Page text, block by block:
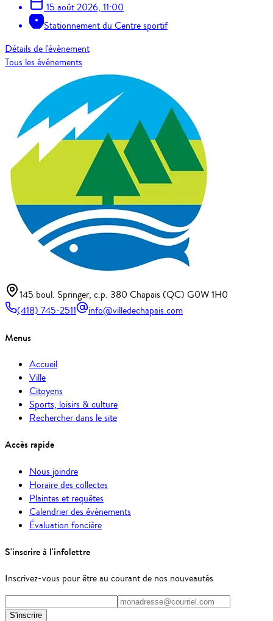
15 août 2026, 11:00
Stationnement du Centre sportif
Détails de l'évènement
Tous les événements
145 boul. Springer, c.p. 380 Chapais (QC) G0W 1H0
(418) 745-2511
info@villedechapais.com
Menus
Accueil
Ville
Citoyens
Sports, loisirs & culture
Rechercher dans le site
Accès rapide
Nous joindre
Horaire des collectes
Plaintes et requêtes
Calendrier des évènements
Évaluation foncière
S'inscrire à l'infolettre
Inscrivez-vous pour être au courant de nos nouveautés
S'inscrire